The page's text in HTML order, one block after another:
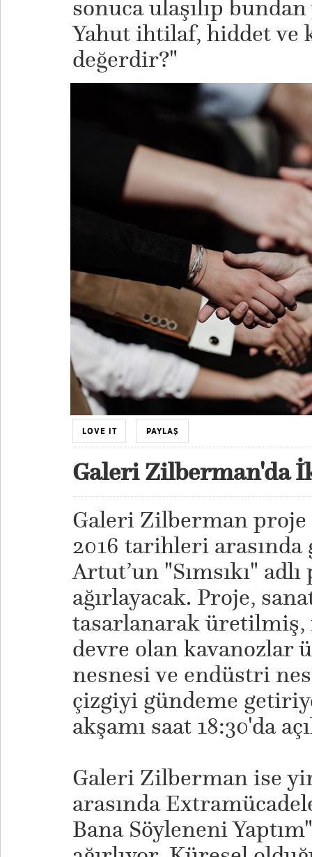
sonuca ulaşılıp
Yahut ihtilaf, hiddet ve
değerdir?"
LOVE IT PAYLAŞ
Galeri Zilberman'da
Galeri Zilberman proje
2016 tarihleri arasında
Artut’un "Sımsıkı"
ağırlayacak. Proje,
tasarlanarak
devre olan kavanozlar
nesnesi ve endüstri
çizgiyi gündeme
akşamı saat 18:30'da
Galeri Zilberman ise
arasında
Bana Söyleneni